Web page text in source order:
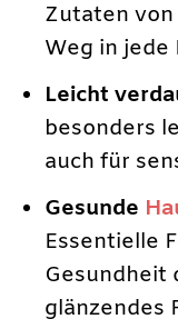
Zutaten
Weg in jede
Leicht
besonders
auch für
Gesunde
Essentielle
Gesundheit
glänzendes